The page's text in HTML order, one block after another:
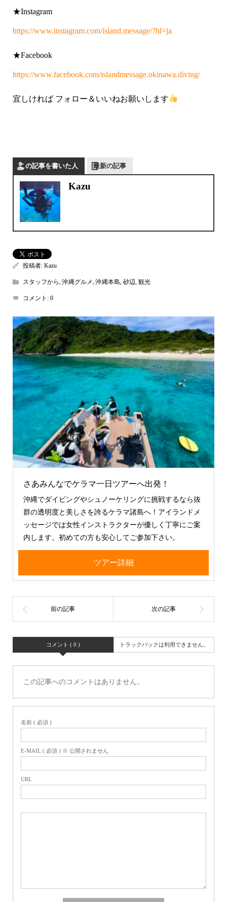
★Instagram
https://www.instagram.com/island.message/?hl=ja
★Facebook
https://www.facebook.com/islandmessage.okinawa.diving/
宜しければ フォロー＆いいねお願いします
この記事を書いた人 最新の記事
Kazu
投稿者: Kazu
スタッフから,沖縄グルメ,沖縄本島, 砂辺, 観光
コメント: 0
さあみんなでケラマ一日ツアーへ出発！
沖縄でダイビングやシュノーケリングに挑戦するなら抜
群の透明度と美しさを誇るケラマ諸島へ！アイランドメ
ッセージでは女性インストラクターが優しく丁寧にご案
内します。初めての方も安心してご参加下さい。
ツアー詳細
コメント ( 0 ) トラックバックは利用できません。
この記事へのコメントはありません。
名前 ( 必須 )
E-MAIL ( 必須 ) ※ 公開されません
URL